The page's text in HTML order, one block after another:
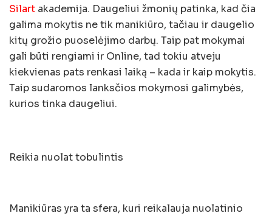
Silart akademija. Daugeliui žmonių patinka, kad čia
galima mokytis ne tik manikiūro, tačiau ir daugelio
kitų grožio puoselėjimo darbų. Taip pat mokymai
gali būti rengiami ir Online, tad tokiu atveju
kiekvienas pats renkasi laiką – kada ir kaip mokytis.
Taip sudaromos lanksčios mokymosi galimybės,
kurios tinka daugeliui.
Reikia nuolat tobulintis
Manikiūras yra ta sfera, kuri reikalauja nuolatinio